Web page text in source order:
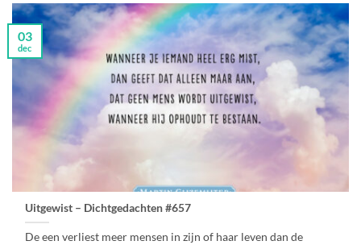
Uitgewist – Dichtgedachten #657
De een verliest meer mensen in zijn of haar leven dan de
03
dec